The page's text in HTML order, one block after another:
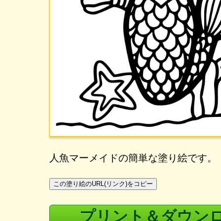
人魚マーメイドの簡単な塗り絵です。
この塗り絵のURL(リンク)をコピー
プリント＆ダウン